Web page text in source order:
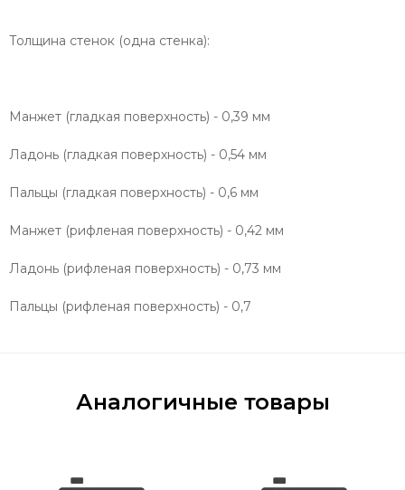
Толщина стенок (одна стенка):
Манжет (гладкая поверхность) - 0,39 мм
Ладонь (гладкая поверхность) - 0,54 мм
Пальцы (гладкая поверхность) - 0,6 мм
Манжет (рифленая поверхность) - 0,42 мм
Ладонь (рифленая поверхность) - 0,73 мм
Пальцы (рифленая поверхность) - 0,7
Аналогичные товары